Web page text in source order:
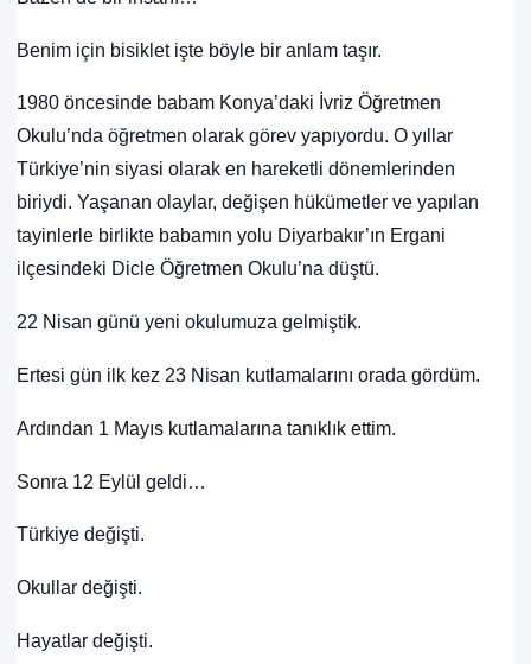
Benim için bisiklet işte böyle bir anlam taşır.
1980 öncesinde babam Konya’daki İvriz Öğretmen
Okulu’nda öğretmen olarak görev yapıyordu. O yıllar
Türkiye’nin siyasi olarak en hareketli dönemlerinden
biriydi. Yaşanan olaylar, değişen hükümetler ve yapılan
tayinlerle birlikte babamın yolu Diyarbakır’ın Ergani
ilçesindeki Dicle Öğretmen Okulu’na düştü.
22 Nisan günü yeni okulumuza gelmiştik.
Ertesi gün ilk kez 23 Nisan kutlamalarını orada gördüm.
Ardından 1 Mayıs kutlamalarına tanıklık ettim.
Sonra 12 Eylül geldi…
Türkiye değişti.
Okullar değişti.
Hayatlar değişti.